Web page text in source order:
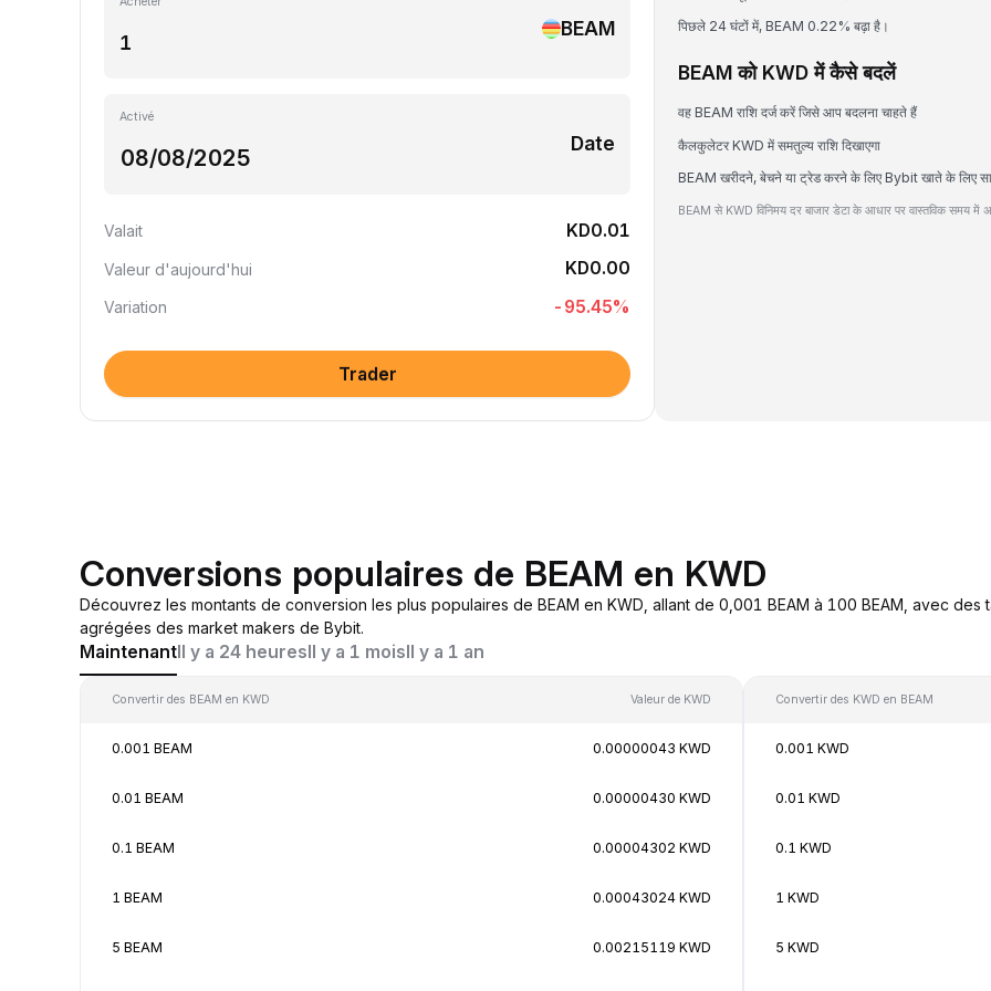
BEAM
Activé
Date
Valait KD0.01
Valeur d'aujourd'hui KD0.00
Variation -95.45%
Trader
पिछले 24 घंटों में, BEAM 0.22% बढ़ा है।
BEAM को KWD में कैसे बदलें
वह BEAM राशि दर्ज करें जिसे आप बदलना चाहते हैं
कैलकुलेटर KWD में समतुल्य राशि दिखाएगा
BEAM खरीदने, बेचने या ट्रेड करने के लिए Bybit खाते के लिए
BEAM से KWD विनिमय दर बाजार डेटा के आधार पर वास्तविक समय में
Conversions populaires de BEAM en KWD
Découvrez les montants de conversion les plus populaires de BEAM en KWD, allant de 0,001 BEAM à 100 BEAM, avec
agrégées des market makers de Bybit.
MaintenantIl y a 24 heuresIl y a 1 moisIl y a 1 an
Convertir des BEAM en KWD Valeur de KWD
0.001 BEAM 0.00000043 KWD
0.01 BEAM 0.00000430 KWD
0.1 BEAM 0.00004302 KWD
1 BEAM 0.00043024 KWD
5 BEAM 0.00215119 KWD
Convertir des KWD en BEAM
0.001 KWD
0.01 KWD
0.1 KWD
1 KWD
5 KWD